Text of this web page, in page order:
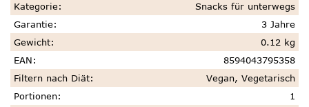
Kategorie:
Snacks für unterwegs
Garantie:
3 Jahre
Gewicht:
0.12 kg
EAN:
8594043795358
Filtern nach Diät:
Vegan, Vegetarisch
Portionen:
1